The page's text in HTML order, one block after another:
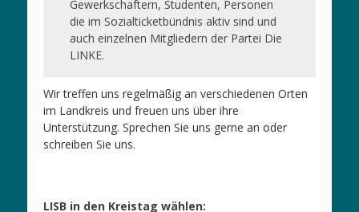
Gewerkschaftern, Studenten, Personen
die im Sozialticketbündnis aktiv sind und
auch einzelnen Mitgliedern der Partei Die
LINKE.
Wir treffen uns regelmäßig an verschiedenen Orten
im Landkreis und freuen uns über ihre
Unterstützung. Sprechen Sie uns gerne an oder
schreiben Sie uns.
LISB in den Kreistag wählen: